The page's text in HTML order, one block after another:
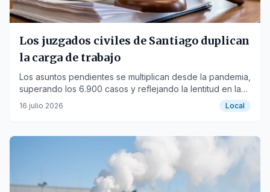
Los juzgados civiles de Santiago duplican
la carga de trabajo
Los asuntos pendientes se multiplican desde la pandemia,
superando los 6.900 casos y reflejando la lentitud en la
justicia cotidiana.
16 julio 2026 Local